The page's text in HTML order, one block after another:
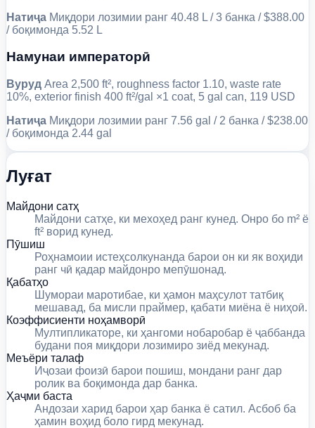
Натиҷа Миқдори лозимии ранг 40.48 L / 3 банка / $388.00
/ боқимонда 5.52 L
Намунаи императорӣ
Вуруд Area 2,500 ft², roughness factor 1.10, waste rate
10%, exterior finish 400 ft²/gal ×1 coat, 5 gal can, 119 USD
Натиҷа Миқдори лозимии ранг 7.56 gal / 2 банка / $238.00
/ боқимонда 2.44 gal
Луғат
Майдони сатҳ
Майдони сатҳе, ки мехоҳед ранг кунед. Онро бо m² ё
ft² ворид кунед.
Пӯшиш
Роҳнамоии истеҳсолкунанда барои он ки як воҳиди
ранг чӣ қадар майдонро мепӯшонад.
Қабатҳо
Шумораи маротибае, ки ҳамон маҳсулот татбиқ
мешавад, ба мисли праймер, қабати миёна ё ниҳоӣ.
Коэффисиенти ноҳамворӣ
Мултипликаторе, ки ҳангоми нобаробар ё ҷаббанда
будани поя миқдори лозимиро зиёд мекунад.
Меъёри талаф
Иҷозаи фоизӣ барои пошиш, мондани ранг дар
ролик ва боқимонда дар банка.
Ҳаҷми баста
Андозаи харид барои ҳар банка ё сатил. Асбоб ба
ҳамин воҳид боло гирд мекунад.